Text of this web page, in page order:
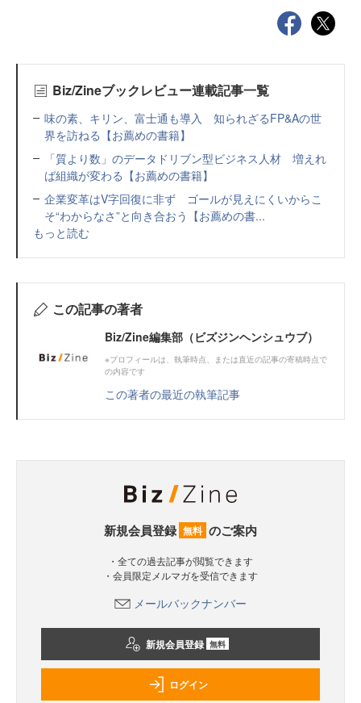
Biz/Zineブックレビュー連載記事一覧
味の素、キリン、富士通も導入 知られざるFP&Aの世
界を訪ねる【お薦めの書籍】
「質より数」のデータドリブン型ビジネス人材 増えれ
ば組織が変わる【お薦めの書籍】
企業変革はV字回復に非ず ゴールが見えにくいからこ
そ“わからなさ”と向き合おう【お薦めの書...
もっと読む
この記事の著者
Biz/Zine編集部（ビズジンヘンシュウブ）
※プロフィールは、執筆時点、または直近の記事の寄稿時点で
の内容です
この著者の最近の執筆記事
新規会員登録 無料 のご案内
・全ての過去記事が閲覧できます
・会員限定メルマガを受信できます
メールバックナンバー
新規会員登録 無料
ログイン